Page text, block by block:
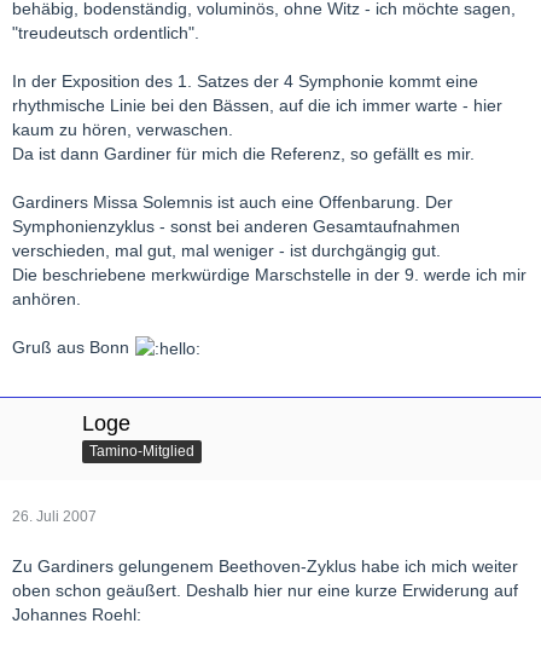
behäbig, bodenständig, voluminös, ohne Witz - ich möchte sagen,
"treudeutsch ordentlich".
In der Exposition des 1. Satzes der 4 Symphonie kommt eine
rhythmische Linie bei den Bässen, auf die ich immer warte - hier
kaum zu hören, verwaschen.
Da ist dann Gardiner für mich die Referenz, so gefällt es mir.
Gardiners Missa Solemnis ist auch eine Offenbarung. Der
Symphonienzyklus - sonst bei anderen Gesamtaufnahmen
verschieden, mal gut, mal weniger - ist durchgängig gut.
Die beschriebene merkwürdige Marschstelle in der 9. werde ich mir
anhören.
Gruß aus Bonn
Loge
Tamino-Mitglied
26. Juli 2007
Zu Gardiners gelungenem Beethoven-Zyklus habe ich mich weiter
oben schon geäußert. Deshalb hier nur eine kurze Erwiderung auf
Johannes Roehl: